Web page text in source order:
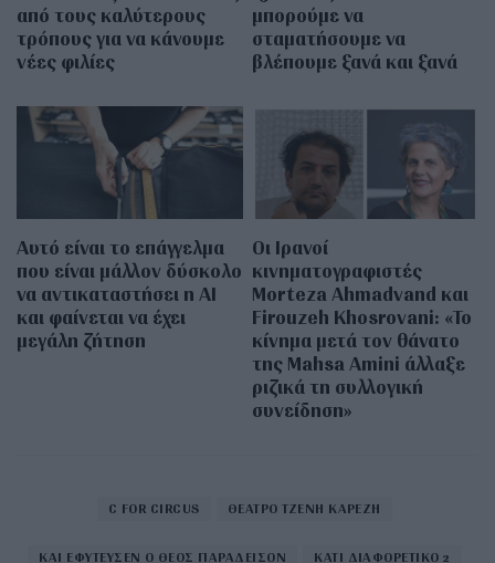
από τους καλύτερους
τρόπους για να κάνουμε
νέες φιλίες
μπορούμε να
σταματήσουμε να
βλέπουμε ξανά και ξανά
Αυτό είναι το επάγγελμα
που είναι μάλλον δύσκολο
να αντικαταστήσει η AI
και φαίνεται να έχει
μεγάλη ζήτηση
Οι Ιρανοί
κινηματογραφιστές
Morteza Ahmadvand και
Firouzeh Khosrovani: «Το
κίνημα μετά τον θάνατο
της Mahsa Amini άλλαξε
ριζικά τη συλλογική
συνείδηση»
C FOR CIRCUS ΘΕΑΤΡΟ ΤΖΕΝΗ ΚΑΡΕΖΗ
ΚΑΙ ΕΦΥΤΕΥΣΕΝ Ο ΘΕΟΣ ΠΑΡΑΔΕΙΣΟΝ ΚΑΤΙ ΔΙΑΦΟΡΕΤΙΚΟ 2